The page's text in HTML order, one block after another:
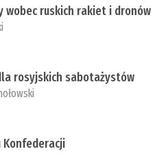
wobec ruskich rakiet i dronów
rosyjskich sabotażystów
Konfederacji